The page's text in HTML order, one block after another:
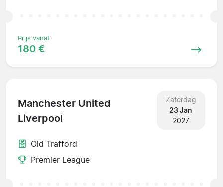
Prijs vanaf
180 €
Manchester United
Liverpool
Zaterdag
23 Jan
2027
Old Trafford
Premier League